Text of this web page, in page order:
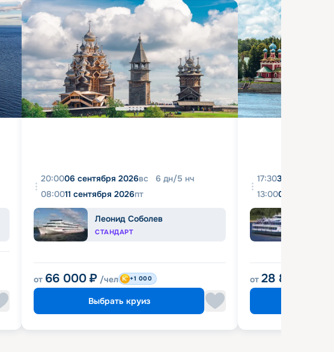
20:0006 сентября 2026вс 6 дн/5 нч
08:0011 сентября 2026пт
Леонид Соболев
СТАНДАРТ
от 66 000 ₽ /чел +1 000
Выбрать круиз
17:3031 августа
13:0004 сентября
от 28 800